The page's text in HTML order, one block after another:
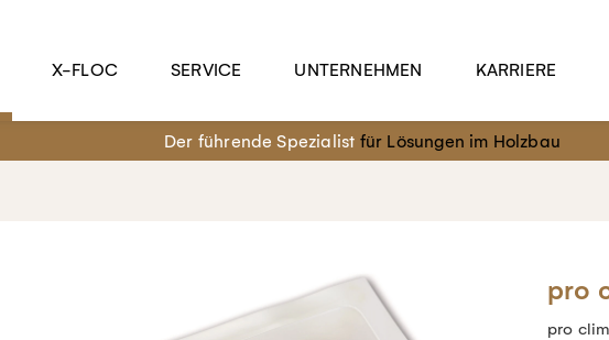
X-FLOC SERVICE UNTERNEHMEN KARRIERE
Der führende Spezialist für Lösungen im Holzbau
pro
pro